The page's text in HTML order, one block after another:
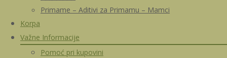
Primame – Aditivi za Primamu – Mamci
Korpa
Važne Informacije
Pomoć pri kupovini